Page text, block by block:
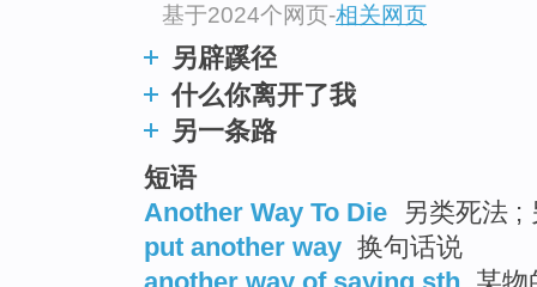
基于2024个网页-相关网页
另辟蹊径
什么你离开了我
另一条路
短语
Another Way To Die
另类死法 ;
put another way 换句话说